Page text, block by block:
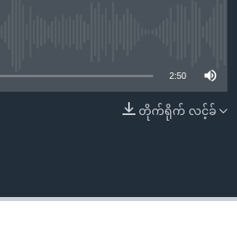
2:50
တိုက်ရိုက် လင့်ခ်